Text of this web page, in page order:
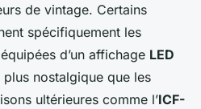
de vintage. Certains
spécifiquement les
d’un affichage LED
nostalgique que les
ultérieures comme l’ICF-